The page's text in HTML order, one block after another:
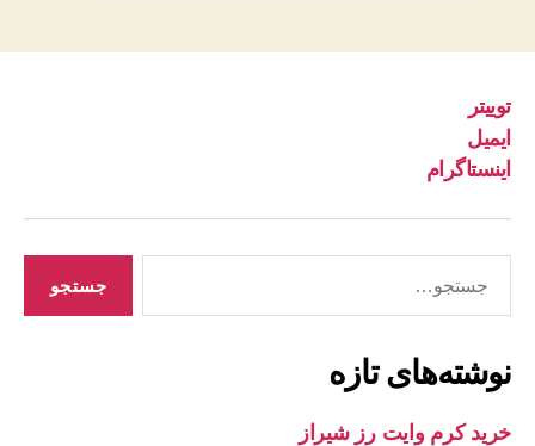
توییتر
ایمیل
اینستاگرام
نوشته‌های تازه
خرید کرم وایت رز شیراز